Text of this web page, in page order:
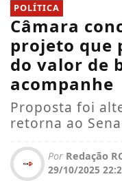
POLÍTICA
Câmara
projeto que
do valor de
acompanhe
Proposta foi
retorna ao
Por Redação
29/10/2025